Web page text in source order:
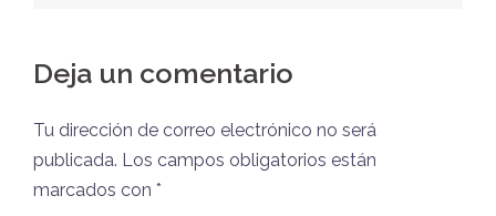
Deja un comentario
Tu dirección de correo electrónico no será
publicada. Los campos obligatorios están
marcados con *